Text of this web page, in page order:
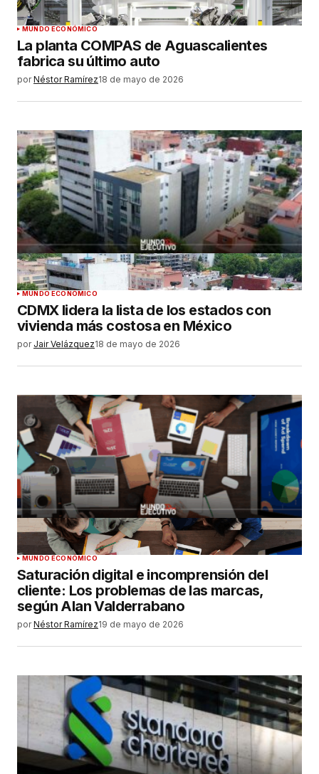
MUNDO ECONÓMICO
La planta COMPAS de Aguascalientes
fabrica su último auto
por Néstor Ramírez18 de mayo de 2026
MUNDO ECONÓMICO
CDMX lidera la lista de los estados con
vivienda más costosa en México
por Jair Velázquez18 de mayo de 2026
MUNDO ECONÓMICO
Saturación digital e incomprensión del
cliente: Los problemas de las marcas,
según Alan Valderrabano
por Néstor Ramírez19 de mayo de 2026